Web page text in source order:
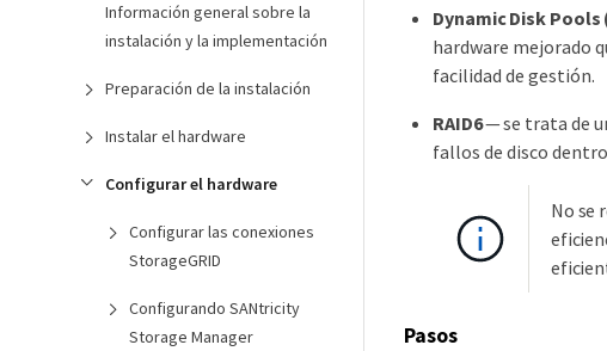
Información general sobre la
instalación y la implementación
Preparación de la instalación
Instalar el hardware
Configurar el hardware
Configurar las conexiones
StorageGRID
Configurando SANtricity
Storage Manager
Dynamic Disk Pools
hardware mejorado
facilidad de gestión.
RAID6— se trata de
fallos de disco
No se
Pasos